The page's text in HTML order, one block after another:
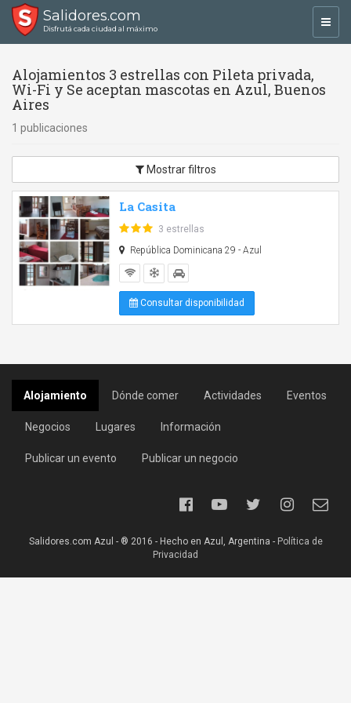
Salidores.com
Disfrutá cada ciudad al máximo
Alojamientos 3 estrellas con Pileta privada,
Wi-Fi y Se aceptan mascotas en Azul, Buenos
Aires
1 publicaciones
Mostrar filtros
La Casita
3 estrellas
República Dominicana 29 - Azul
Consultar disponibilidad
Alojamiento Dónde comer Actividades Eventos
Negocios Lugares Información
Publicar un evento Publicar un negocio
Salidores.com Azul - ® 2016 - Hecho en Azul, Argentina - Política de
Privacidad